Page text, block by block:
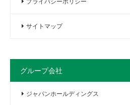
サイトマップ
グループ会社
ジャパンホールディングス